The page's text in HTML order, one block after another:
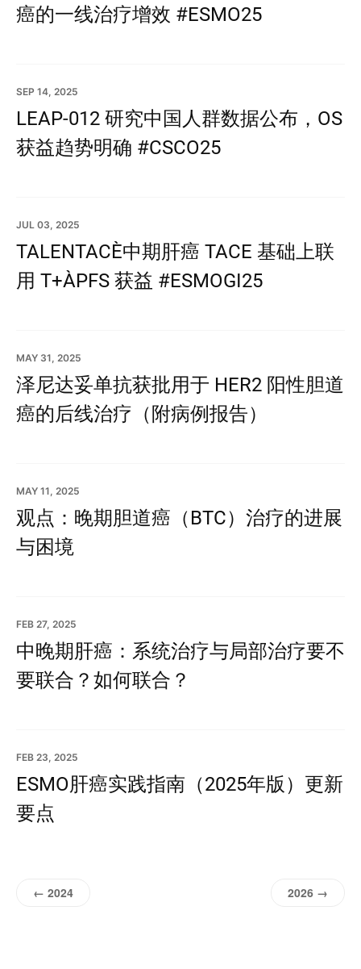
癌的一线治疗增效 #ESMO25
SEP 14, 2025
LEAP-012 研究中国人群数据公布，OS
获益趋势明确 #CSCO25
JUL 03, 2025
TALENTACE：中期肝癌 TACE 基础上联
用 T+A，PFS 获益 #ESMOGI25
MAY 31, 2025
泽尼达妥单抗获批用于 HER2 阳性胆道
癌的后线治疗（附病例报告）
MAY 11, 2025
观点：晚期胆道癌（BTC）治疗的进展
与困境
FEB 27, 2025
中晚期肝癌：系统治疗与局部治疗要不
要联合？如何联合？
FEB 23, 2025
ESMO肝癌实践指南（2025年版）更新
要点
← 2024 2026 →